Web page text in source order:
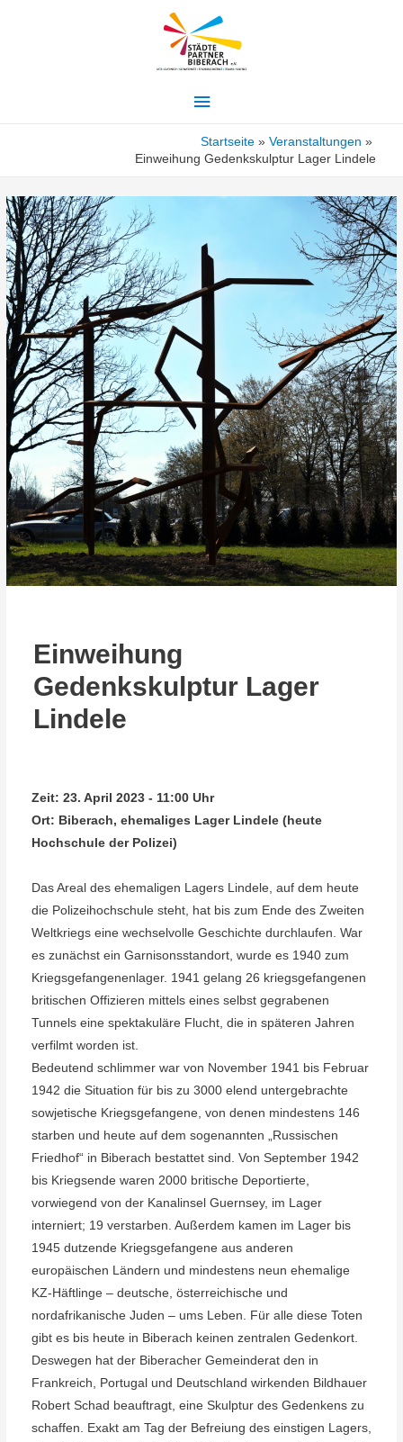
Hauptmenü
Startseite
Veranstaltungen
Einweihung Gedenkskulptur Lager Lindele
Einweihung
Gedenkskulptur Lager
Lindele
Zeit: 23. April 2023 - 11:00 Uhr
Ort: Biberach, ehemaliges Lager Lindele (heute
Hochschule der Polizei)
Das Areal des ehemaligen Lagers Lindele, auf dem heute
die Polizeihochschule steht, hat bis zum Ende des Zweiten
Weltkriegs eine wechselvolle Geschichte durchlaufen. War
es zunächst ein Garnisonsstandort, wurde es 1940 zum
Kriegsgefangenenlager. 1941 gelang 26 kriegsgefangenen
britischen Offizieren mittels eines selbst gegrabenen
Tunnels eine spektakuläre Flucht, die in späteren Jahren
verfilmt worden ist.
Bedeutend schlimmer war von November 1941 bis Februar
1942 die Situation für bis zu 3000 elend untergebrachte
sowjetische Kriegsgefangene, von denen mindestens 146
starben und heute auf dem sogenannten „Russischen
Friedhof“ in Biberach bestattet sind. Von September 1942
bis Kriegsende waren 2000 britische Deportierte,
vorwiegend von der Kanalinsel Guernsey, im Lager
interniert; 19 verstarben. Außerdem kamen im Lager bis
1945 dutzende Kriegsgefangene aus anderen
europäischen Ländern und mindestens neun ehemalige
KZ-Häftlinge – deutsche, österreichische und
nordafrikanische Juden – ums Leben. Für alle diese Toten
gibt es bis heute in Biberach keinen zentralen Gedenkort.
Deswegen hat der Biberacher Gemeinderat den in
Frankreich, Portugal und Deutschland wirkenden Bildhauer
Robert Schad beauftragt, eine Skulptur des Gedenkens zu
schaffen. Exakt am Tag der Befreiung des einstigen Lagers,